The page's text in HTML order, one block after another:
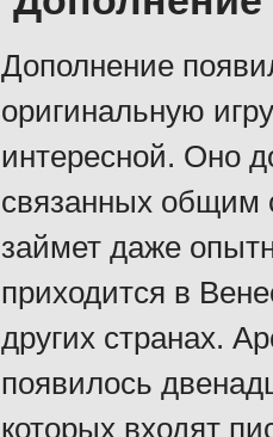
Дополнение
оригинальную
интересной. Оно
связанных общим
займет даже
приходится в
других странах.
появилось
которых входят